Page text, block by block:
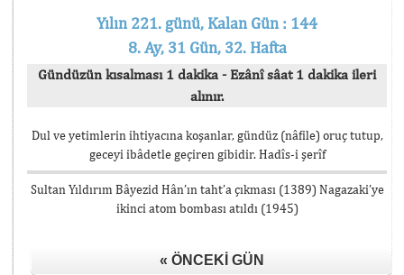
Yılın 221. günü, Kalan Gün : 144
8. Ay, 31 Gün, 32. Hafta
Gündüzün kısalması 1 dakika - Ezânî sâat 1 dakika ileri
alınır.
Dul ve yetimlerin ihtiyacına koşanlar, gündüz (nâfile) oruç tutup,
geceyi ibâdetle geçiren gibidir. Hadîs-i şerîf
Sultan Yıldırım Bâyezid Hân’ın taht’a çıkması (1389) Nagazaki’ye
ikinci atom bombası atıldı (1945)
« ÖNCEKI GÜN